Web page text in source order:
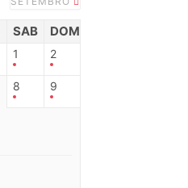
SAB DOM
1 2
8 9